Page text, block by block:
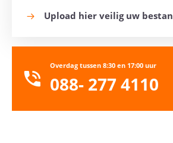
Upload hier veilig uw
Overdag tussen 8:30 en 17:00 uur
088- 277 4110